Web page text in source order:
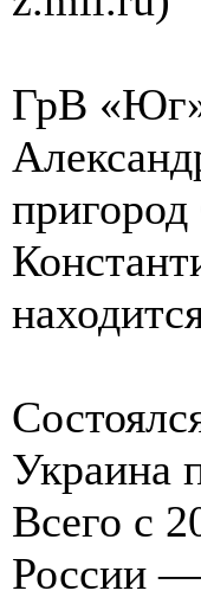
ГрВ «Юг»
Украина
Всего с
России